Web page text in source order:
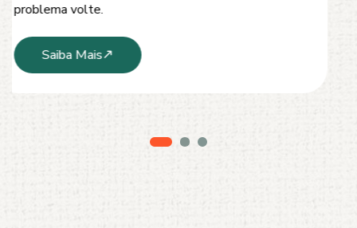
serviço limpo, ágil e sem danos à estrutura.
Saiba Mais